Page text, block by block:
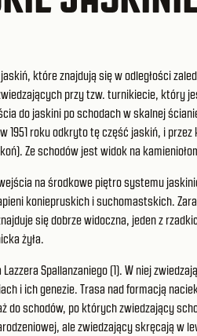
które znajdują się w odległości
przy tzw. turnikiecie, który
do jaskini po schodach w skalnej
1951 roku odkryto tę część jaskiń, i
Ze schodów jest widok na
na środkowe piętro systemu
koniepruskich i suchomastskich.
się dobrze widoczna, jeden z
żyła.
Spallanzaniego (1). W niej
i ich genezie. Trasa nad formacją
do schodów, po których zwiedzający
ale zwiedzający skręcają w